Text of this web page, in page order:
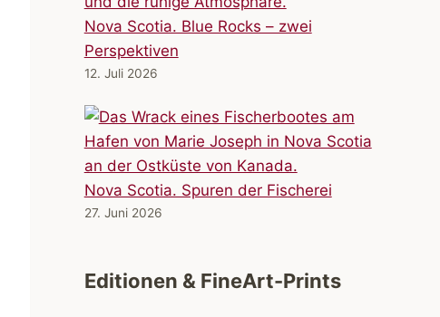
Nova Scotia. Blue Rocks – zwei
Perspektiven
12. Juli 2026
Nova Scotia. Spuren der Fischerei
27. Juni 2026
Editionen & FineArt-Prints